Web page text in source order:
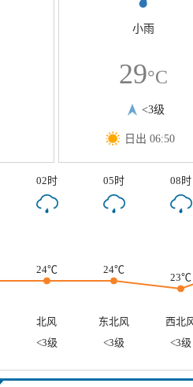
小雨
29°C
<3级
日出 06:50
02时 05时 08时
24℃ 24℃
23℃
北风 东北风
西北
<3级 <3级 <3级